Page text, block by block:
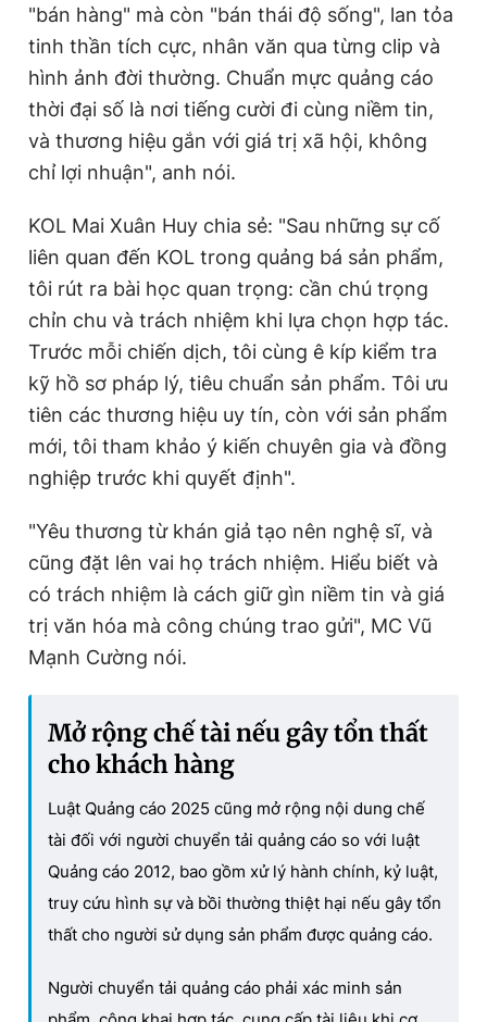
"bán hàng" mà còn "bán thái độ sống", lan tỏa
tinh thần tích cực, nhân văn qua từng clip và
hình ảnh đời thường. Chuẩn mực quảng cáo
thời đại số là nơi tiếng cười đi cùng niềm tin,
và thương hiệu gắn với giá trị xã hội, không
chỉ lợi nhuận", anh nói.
KOL Mai Xuân Huy chia sẻ: "Sau những sự cố
liên quan đến KOL trong quảng bá sản phẩm,
tôi rút ra bài học quan trọng: cần chú trọng
chỉn chu và trách nhiệm khi lựa chọn hợp tác.
Trước mỗi chiến dịch, tôi cùng ê kíp kiểm tra
kỹ hồ sơ pháp lý, tiêu chuẩn sản phẩm. Tôi ưu
tiên các thương hiệu uy tín, còn với sản phẩm
mới, tôi tham khảo ý kiến chuyên gia và đồng
nghiệp trước khi quyết định".
"Yêu thương từ khán giả tạo nên nghệ sĩ, và
cũng đặt lên vai họ trách nhiệm. Hiểu biết và
có trách nhiệm là cách giữ gìn niềm tin và giá
trị văn hóa mà công chúng trao gửi", MC Vũ
Mạnh Cường nói.
Mở rộng chế tài nếu gây tổn thất
cho khách hàng
Luật Quảng cáo 2025 cũng mở rộng nội dung chế
tài đối với người chuyển tải quảng cáo so với luật
Quảng cáo 2012, bao gồm xử lý hành chính, kỷ luật,
truy cứu hình sự và bồi thường thiệt hại nếu gây tổn
thất cho người sử dụng sản phẩm được quảng cáo.
Người chuyển tải quảng cáo phải xác minh sản